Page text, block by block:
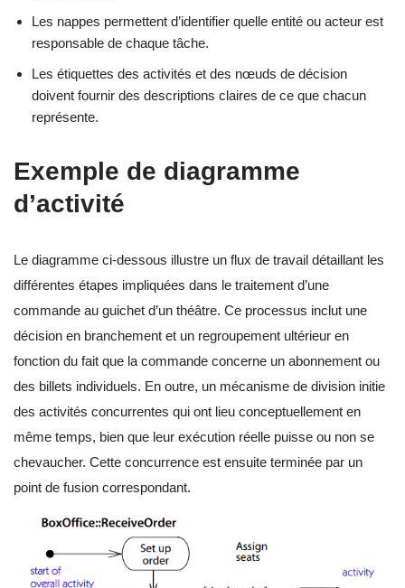
Les nappes permettent d’identifier quelle entité ou acteur est
responsable de chaque tâche.
Les étiquettes des activités et des nœuds de décision
doivent fournir des descriptions claires de ce que chacun
représente.
Exemple de diagramme
d’activité
Le diagramme ci-dessous illustre un flux de travail détaillant les
différentes étapes impliquées dans le traitement d’une
commande au guichet d’un théâtre. Ce processus inclut une
décision en branchement et un regroupement ultérieur en
fonction du fait que la commande concerne un abonnement ou
des billets individuels. En outre, un mécanisme de division initie
des activités concurrentes qui ont lieu conceptuellement en
même temps, bien que leur exécution réelle puisse ou non se
chevaucher. Cette concurrence est ensuite terminée par un
point de fusion correspondant.